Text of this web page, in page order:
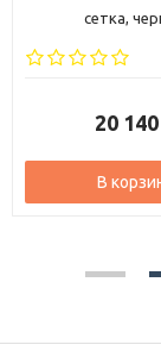
сетка,
20 140
В